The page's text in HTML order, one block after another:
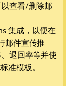
查看/删除邮
集成，以便在
邮件宣传推
退回率等并使
准模板。